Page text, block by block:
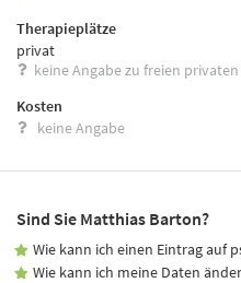
Therapieplätze
privat
keine Angabe zu freien
Kosten
keine Angabe
Sind Sie Matthias Barton?
Wie kann ich einen Eintrag auf
Wie kann ich meine Daten